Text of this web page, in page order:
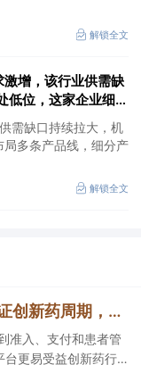
解锁全文
激增，该行业供需缺
低位，这家企业细分
需缺口持续拉大，机
多条产品线，细分产
解锁全文
【金牌纪要库】一体化研发景气验证创新药周期，商业渠道与AI科研设备同步扩容
准入、支付和患者管
台更易受益创新药行